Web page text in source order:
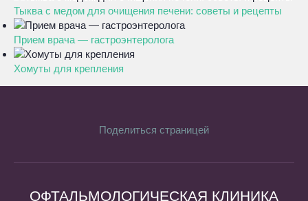
Тыква с медом для очищения печени: советы и рецепты
Прием врача — гастроэнтеролога
Хомуты для крепления
Поделиться страницей
ОФТАЛЬМОЛОГИЧЕСКАЯ КЛИНИКА